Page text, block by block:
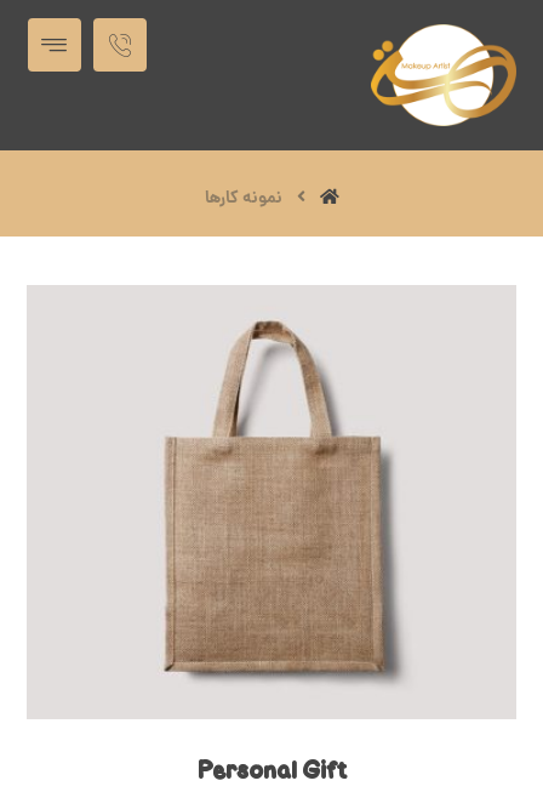
نمونه کارها
Personal Gift